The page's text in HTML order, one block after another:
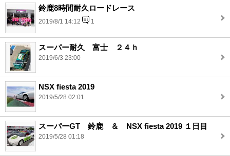
鈴鹿8時間耐久ロードレース
2019/8/1 14:12 1
スーパー耐久 富士 ２４ｈ
2019/6/3 23:00
NSX fiesta 2019
2019/5/28 02:01
スーパーGT 鈴鹿 ＆ NSX fiesta 2019 １日目
2019/5/28 01:18